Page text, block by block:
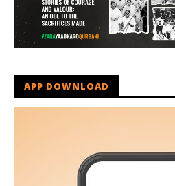
APP DOWNLOAD